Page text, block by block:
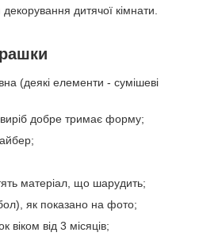
дитячої кімнати.
(деякі елементи - сумішеві
добре тримає форму;
матеріал, що шарудить;
як показано на фото;
віком від 3 місяців;